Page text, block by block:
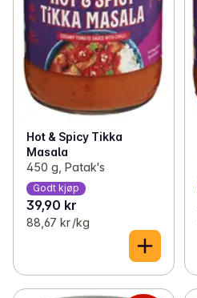
Hot & Spicy Tikka
Masala
450 g, Patak's
Godt kjøp
39,90 kr
88,67 kr /kg